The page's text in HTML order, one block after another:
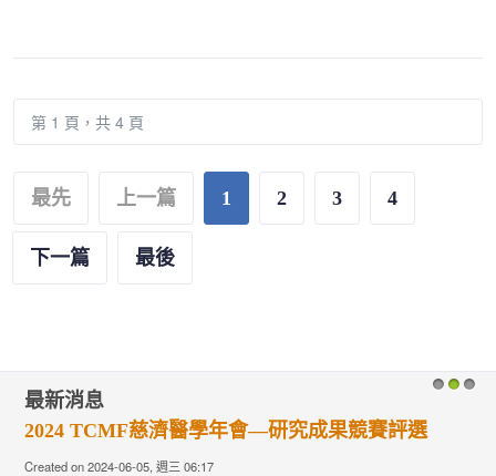
第 1 頁，共 4 頁
最先 上一篇 1 2 3 4
下一篇 最後
最新消息
2024 TCMF慈濟醫學年會—研究成果競賽評選
Created on 2024-06-05, 週三 06:17